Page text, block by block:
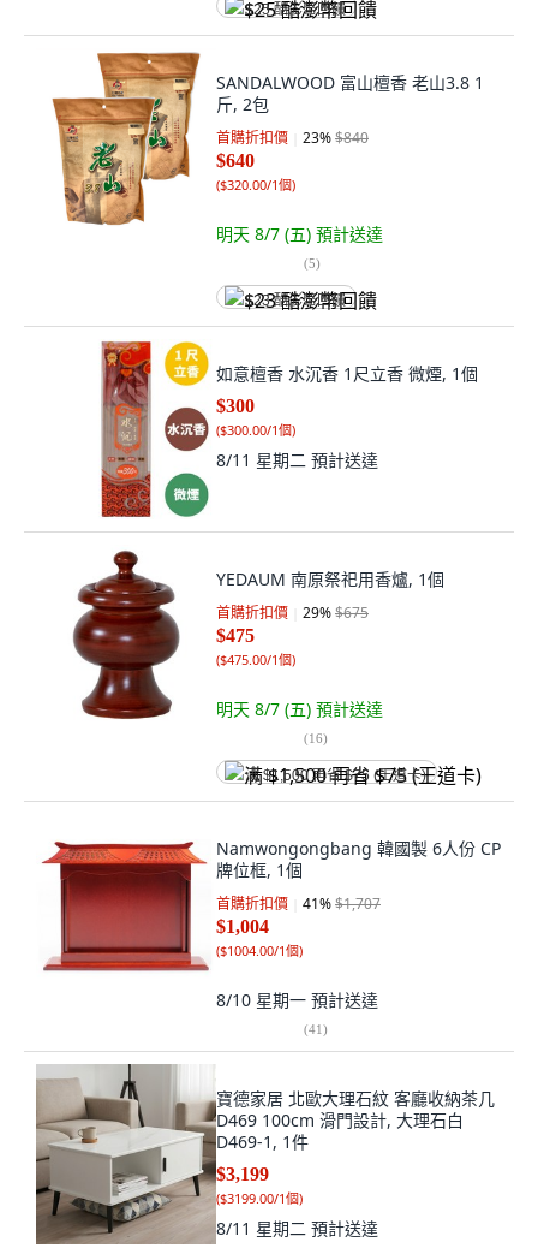
$25 酷澎幣回饋
SANDALWOOD 富山檀香 老山3.8 1
斤, 2包
首購折扣價 23%$840
$640
($320.00/1個)
明天 8/7 (五) 預計送達
(5)
$23 酷澎幣回饋
如意檀香 水沉香 1尺立香 微煙, 1個
$300
($300.00/1個)
8/11 星期二 預計送達
YEDAUM 南原祭祀用香爐, 1個
首購折扣價 29%$675
$475
($475.00/1個)
明天 8/7 (五) 預計送達
(16)
满 $1,500 再省 $75 (王道卡)
Namwongongbang 韓國製 6人份 CP
牌位框, 1個
首購折扣價 41%$1,707
$1,004
($1004.00/1個)
8/10 星期一 預計送達
(41)
寶德家居 北歐大理石紋 客廳收納茶几
D469 100cm 滑門設計, 大理石白
D469-1, 1件
$3,199
($3199.00/1個)
8/11 星期二 預計送達